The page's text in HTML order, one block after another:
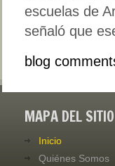
escuelas de
señaló que
blog
MAPA DEL SITIO
Inicio
Quiénes Somos